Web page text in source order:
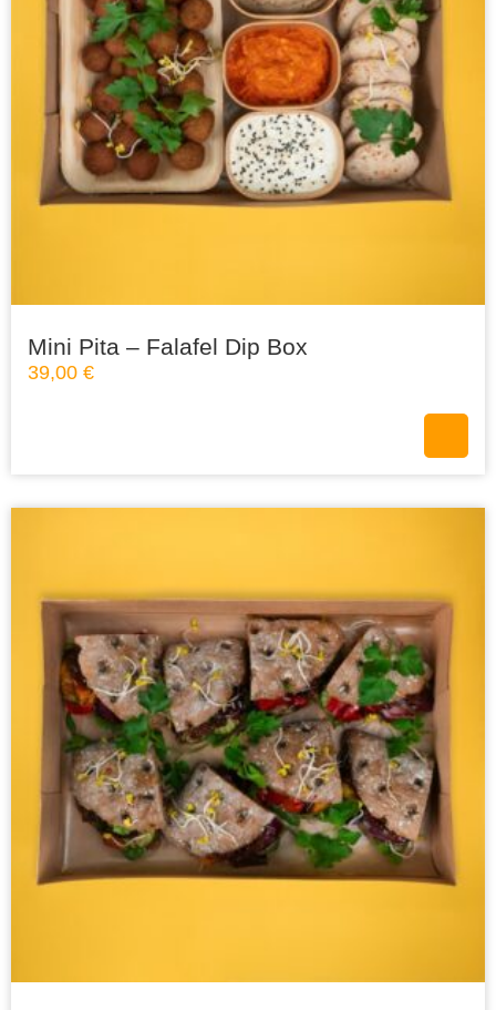
Mini Pita – Falafel Dip Box
39,00 €